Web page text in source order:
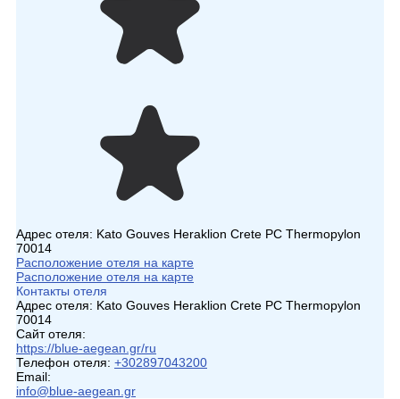
Адрес отеля: Kato Gouves Heraklion Crete PC Thermopylon
70014
Расположение отеля на карте
Расположение отеля на карте
Контакты отеля
Адрес отеля: Kato Gouves Heraklion Crete PC Thermopylon
70014
Сайт отеля:
https://blue-aegean.gr/ru
Телефон отеля: +302897043200
Email:
info@blue-aegean.gr